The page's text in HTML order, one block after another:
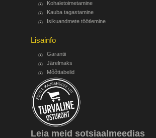
Kohaletoimetamine
Kauba tagastamine
Isikuandmete töötlemine
Lisainfo
Garantii
Järelmaks
Mõõttabelid
Leia meid sotsiaalmeedias